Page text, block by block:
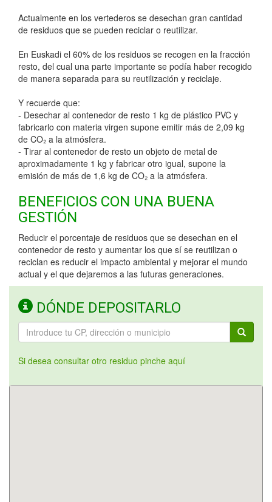
Actualmente en los vertederos se desechan gran cantidad
de residuos que se pueden reciclar o reutilizar.
En Euskadi el 60% de los residuos se recogen en la fracción
resto, del cual una parte importante se podía haber recogido
de manera separada para su reutilización y reciclaje.
Y recuerde que:
- Desechar al contenedor de resto 1 kg de plástico PVC y
fabricarlo con materia virgen supone emitir más de 2,09 kg
de CO₂ a la atmósfera.
- Tirar al contenedor de resto un objeto de metal de
aproximadamente 1 kg y fabricar otro igual, supone la
emisión de más de 1,6 kg de CO₂ a la atmósfera.
BENEFICIOS CON UNA BUENA
GESTIÓN
Reducir el porcentaje de residuos que se desechan en el
contenedor de resto y aumentar los que sí se reutilizan o
reciclan es reducir el impacto ambiental y mejorar el mundo
actual y el que dejaremos a las futuras generaciones.
DÓNDE DEPOSITARLO
Si desea consultar otro residuo pinche aquí